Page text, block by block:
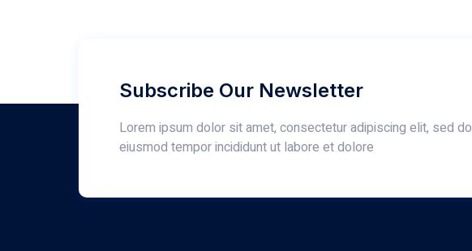
Subscribe Our Newsletter
Lorem ipsum dolor sit amet, consectetur adipiscing elit, sed do
eiusmod tempor incididunt ut labore et dolore